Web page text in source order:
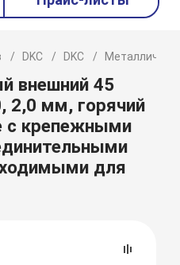
DKC DKC
внешний 45
2,0 мм, горячий
с крепежными
для